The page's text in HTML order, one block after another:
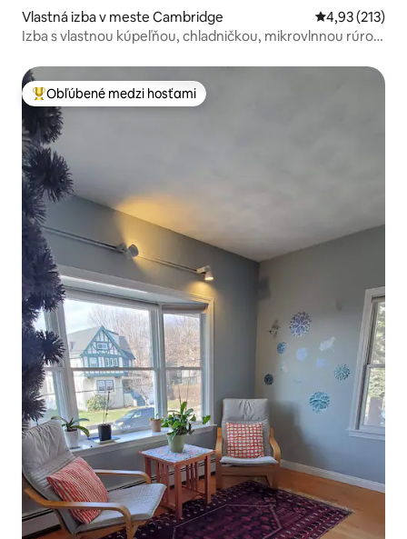
Vlastná izba v meste Cambridge Priemerné
4,93 (213)
Izba s vlastnou kúpeľňou, chladničkou, mikrovlnnou rúrou
Najobľúbenejšie medzi hosťami
Obľúbené medzi hosťami